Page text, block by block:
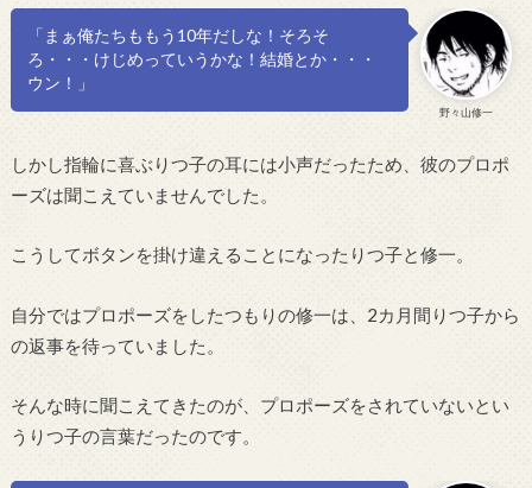
野々山修一
「まぁ俺たちももう10年だしな！そろそ
ろ・・・けじめっていうかな！結婚とか・・・
ウン！」
しかし指輪に喜ぶりつ子の耳には小声だったため、彼のプロポ
ーズは聞こえていませんでした。
こうしてボタンを掛け違えることになったりつ子と修一。
自分ではプロポーズをしたつもりの修一は、2カ月間りつ子から
の返事を待っていました。
そんな時に聞こえてきたのが、プロポーズをされていないとい
うりつ子の言葉だったのです。